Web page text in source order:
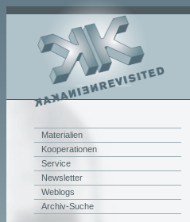
Materialien
Kooperationen
Service
Newsletter
Weblogs
Archiv-Suche